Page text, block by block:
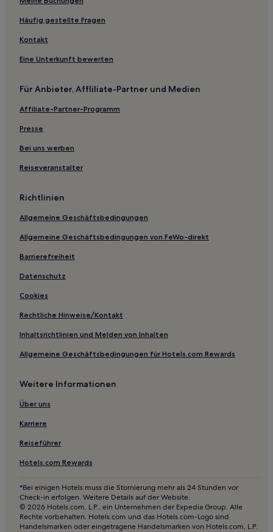
Häufig gestellte Fragen
Kontakt
Eine Unterkunft bewerten
Für Anbieter, Affliliate-Partner und Medien
Affiliate-Partner-Programm
Presse
Bei uns werben
Reiseveranstalter
Richtlinien
Allgemeine Geschäftsbedingungen
Allgemeine Geschäftsbedingungen von FeWo-direkt
Barrierefreiheit
Datenschutz
Cookies
Rechtliche Hinweise/Kontakt
Inhaltsrichtlinien und Melden von Inhalten
Allgemeine Geschäftsbedingungen für Hotels.com Rewards
Weitere Informationen
Über uns
Karriere
Reiseführer
Hotels.com Rewards
*Bei einigen Hotels muss die Stornierung mehr als 24 Stunden vor
Check-in erfolgen. Weitere Details auf der Website.
© 2026 Hotels.com, L.P., ein Unternehmen der Expedia Group. Alle
Rechte vorbehalten. Hotels.com und das Hotels.com-Logo sind
Handelsmarken oder eingetragene Handelsmarken von Hotels.com, L.P.